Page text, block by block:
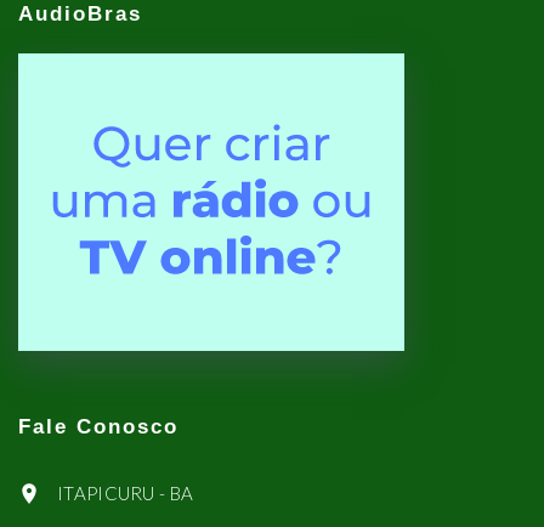
AudioBras
Fale Conosco
ITAPICURU - BA